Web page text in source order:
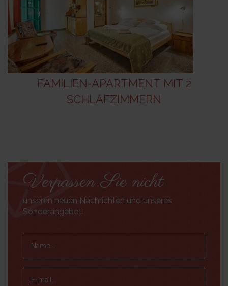
FAMILIEN-APARTMENT MIT 2
SCHLAFZIMMERN
Verpassen Sie nicht
unseren neuen Nachrichten und unseres
Sonderangebot!